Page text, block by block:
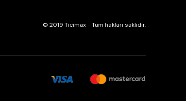
© 2019 Ticimax - Tüm hakları saklıdır.